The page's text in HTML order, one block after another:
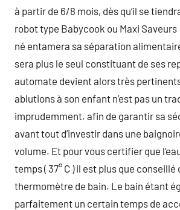
à partir de 6/8 mois, dès qu’il se
robot type Babycook ou Maxi Saveurs
né entamera sa séparation
sera plus le seul constituant de ses
automate devient alors très
ablutions à son enfant n’est pas un
imprudemment. afin de garantir sa
avant tout d’investir dans une
volume. Et pour vous certifier que
temps ( 37° C ) il est plus que conseillé
thermomètre de bain. Le bain étant
parfaitement un certain temps de